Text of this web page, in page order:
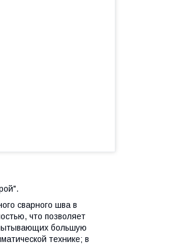
сварного шва в
что позволяет
большую
технике; в